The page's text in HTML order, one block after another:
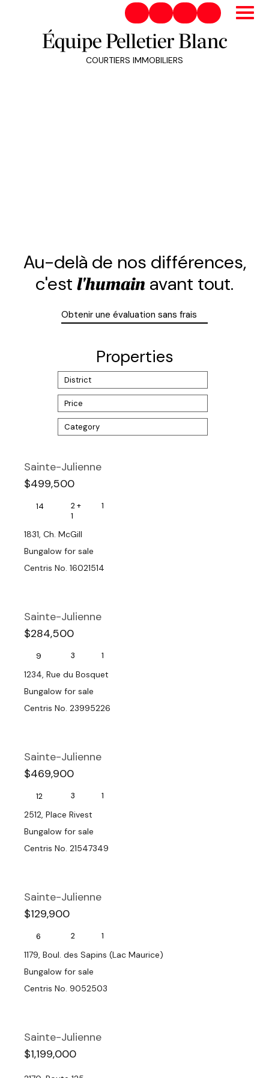
450-831-8484Royal LePage
Équipe Pelletier Blanc
COURTIERS IMMOBILIERS
Au-delà de nos différences,
c'est l'humain avant tout.
Obtenir une évaluation sans frais
Properties
District
Price
Category
Sainte-Julienne
$499,500
14
2 +
1
1
1831, Ch. McGill
Bungalow for sale
Centris No. 16021514
Sainte-Julienne
$284,500
9 3 1
1234, Rue du Bosquet
Bungalow for sale
Centris No. 23995226
Sainte-Julienne
$469,900
12 3 1
2512, Place Rivest
Bungalow for sale
Centris No. 21547349
Sainte-Julienne
$129,900
6 2 1
1179, Boul. des Sapins (Lac Maurice)
Bungalow for sale
Centris No. 9052503
Sainte-Julienne
$1,199,000